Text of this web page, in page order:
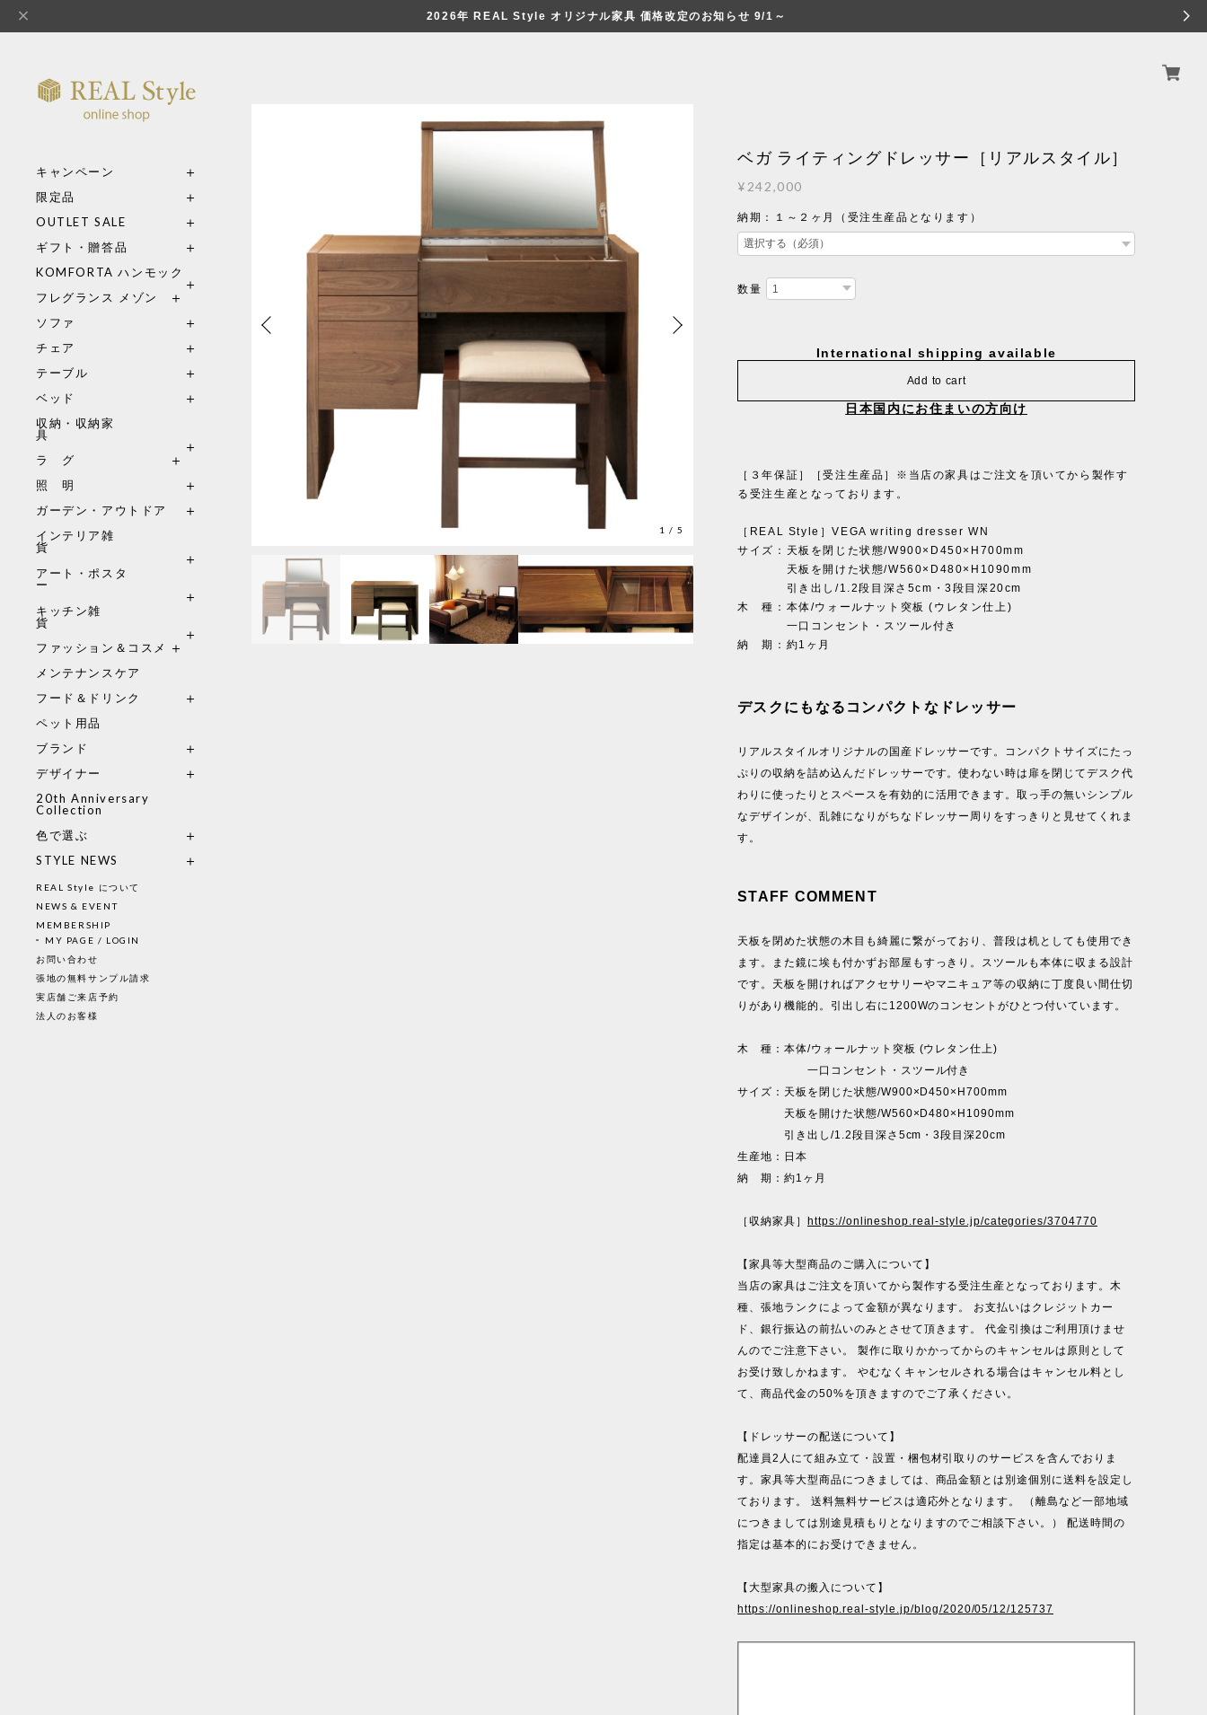
2026年 REAL Style オリジナル家具 価格改定のお知らせ 9/1～
キャンペーン
限定品
OUTLET SALE
ギフト・贈答品
KOMFORTA ハンモック
フレグランス メゾン
ソファ
チェア
テーブル
ベッド
収納・収納家
具
ラ グ
照 明
ガーデン・アウトドア
インテリア雑
貨
アート・ポスタ
ー
キッチン雑
貨
ファッション＆コスメ
メンテナンスケア
フード＆ドリンク
ペット用品
ブランド
デザイナー
20th Anniversary
Collection
色で選ぶ
STYLE NEWS
REAL Style について
NEWS & EVENT
MEMBERSHIP
MY PAGE / LOGIN
お問い合わせ
張地の無料サンプル請求
実店舗ご来店予約
法人のお客様
1 /5
ベガ ライティングドレッサー［リアルスタイル］
¥242,000
納期：１～２ヶ月（受注生産品となります）
数量
International shipping available
Add to cart
日本国内にお住まいの方向け
［３年保証］［受注生産品］※当店の家具はご注文を頂いてから製作す
る受注生産となっております。
［REAL Style］VEGA writing dresser WN
サイズ：天板を閉じた状態/W900×D450×H700mm
天板を開けた状態/W560×D480×H1090mm
引き出し/1.2段目深さ5cm・3段目深20cm
木 種：本体/ウォールナット突板 (ウレタン仕上)
一口コンセント・スツール付き
納 期：約1ヶ月
デスクにもなるコンパクトなドレッサー
リアルスタイルオリジナルの国産ドレッサーです。コンパクトサイズにたっ
ぷりの収納を詰め込んだドレッサーです。使わない時は扉を閉じてデスク代
わりに使ったりとスペースを有効的に活用できます。取っ手の無いシンプル
なデザインが、乱雑になりがちなドレッサー周りをすっきりと見せてくれま
す。
STAFF COMMENT
天板を閉めた状態の木目も綺麗に繋がっており、普段は机としても使用でき
ます。また鏡に埃も付かずお部屋もすっきり。スツールも本体に収まる設計
です。天板を開ければアクセサリーやマニキュア等の収納に丁度良い間仕切
りがあり機能的。引出し右に1200Wのコンセントがひとつ付いています。
木 種：本体/ウォールナット突板 (ウレタン仕上)
一口コンセント・スツール付き
サイズ：天板を閉じた状態/W900×D450×H700mm
天板を開けた状態/W560×D480×H1090mm
引き出し/1.2段目深さ5cm・3段目深20cm
生産地：日本
納 期：約1ヶ月
［収納家具］ https://onlineshop.real-style.jp/categories/3704770
【家具等大型商品のご購入について】
当店の家具はご注文を頂いてから製作する受注生産となっております。木
種、張地ランクによって金額が異なります。 お支払いはクレジットカー
ド、銀行振込の前払いのみとさせて頂きます。 代金引換はご利用頂けませ
んのでご注意下さい。 製作に取りかかってからのキャンセルは原則として
お受け致しかねます。 やむなくキャンセルされる場合はキャンセル料とし
て、商品代金の50%を頂きますのでご了承ください。
【ドレッサーの配送について】
配達員2人にて組み立て・設置・梱包材引取りのサービスを含んでおりま
す。家具等大型商品につきましては、商品金額とは別途個別に送料を設定し
ております。 送料無料サービスは適応外となります。 （離島など一部地域
につきましては別途見積もりとなりますのでご相談下さい。） 配送時間の
指定は基本的にお受けできません。
【大型家具の搬入について】
https://onlineshop.real-style.jp/blog/2020/05/12/125737